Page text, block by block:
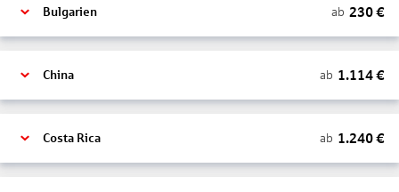
Bulgarien ab 230€
China ab 1.114€
Costa Rica ab 1.240€